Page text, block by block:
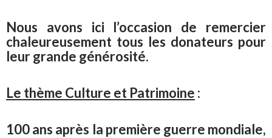
Nous avons ici l’occasion de remercier
chaleureusement tous les donateurs pour
leur grande générosité.
Le thème Culture et Patrimoine :
100 ans après la première guerre mondiale,